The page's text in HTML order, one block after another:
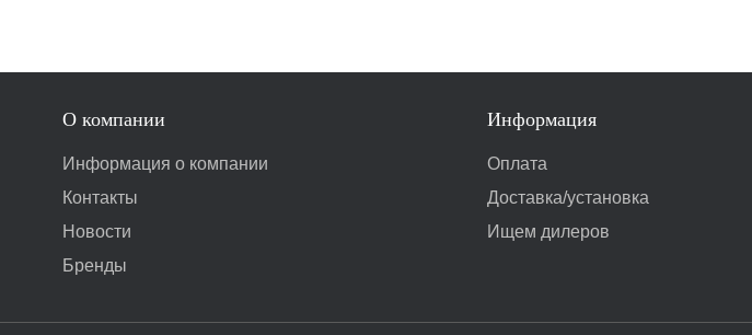
О компании
Информация о компании
Контакты
Новости
Бренды
Информация
Оплата
Доставка/установка
Ищем дилеров